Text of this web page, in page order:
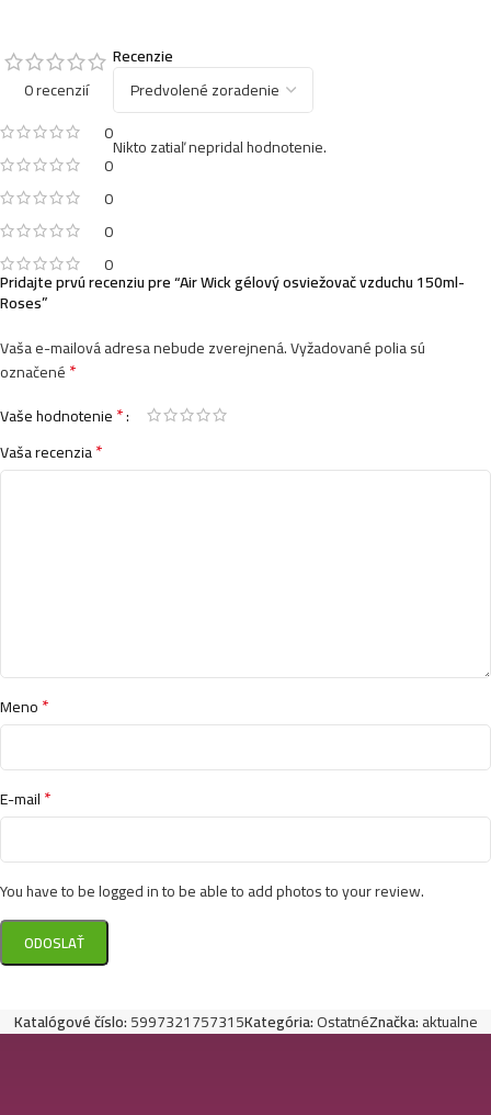
0 recenzií
0
0
0
0
0
Recenzie
Nikto zatiaľ nepridal hodnotenie.
Pridajte prvú recenziu pre “Air Wick gélový osviežovač vzduchu 150ml-
Roses”
Vaša e-mailová adresa nebude zverejnená.Vyžadované polia sú
označené*
Vaše hodnotenie*
Vaša recenzia*
Meno*
E-mail*
You have to be logged in to be able to add photos to your review.
Katalógové číslo:5997321757315Kategória:OstatnéZnačka:aktualne